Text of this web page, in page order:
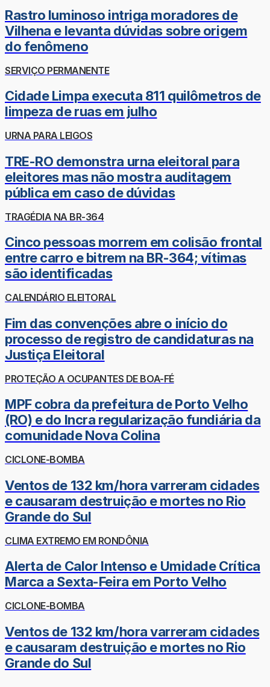
Rastro luminoso intriga moradores de
Vilhena e levanta dúvidas sobre origem
do fenômeno
SERVIÇO PERMANENTE
Cidade Limpa executa 811 quilômetros de
limpeza de ruas em julho
URNA PARA LEIGOS
TRE-RO demonstra urna eleitoral para
eleitores mas não mostra auditagem
pública em caso de dúvidas
TRAGÉDIA NA BR-364
Cinco pessoas morrem em colisão frontal
entre carro e bitrem na BR-364; vítimas
são identificadas
CALENDÁRIO ELEITORAL
Fim das convenções abre o início do
processo de registro de candidaturas na
Justiça Eleitoral
PROTEÇÃO A OCUPANTES DE BOA-FÉ
MPF cobra da prefeitura de Porto Velho
(RO) e do Incra regularização fundiária da
comunidade Nova Colina
CICLONE-BOMBA
Ventos de 132 km/hora varreram cidades
e causaram destruição e mortes no Rio
Grande do Sul
CLIMA EXTREMO EM RONDÔNIA
Alerta de Calor Intenso e Umidade Crítica
Marca a Sexta-Feira em Porto Velho
CICLONE-BOMBA
Ventos de 132 km/hora varreram cidades
e causaram destruição e mortes no Rio
Grande do Sul